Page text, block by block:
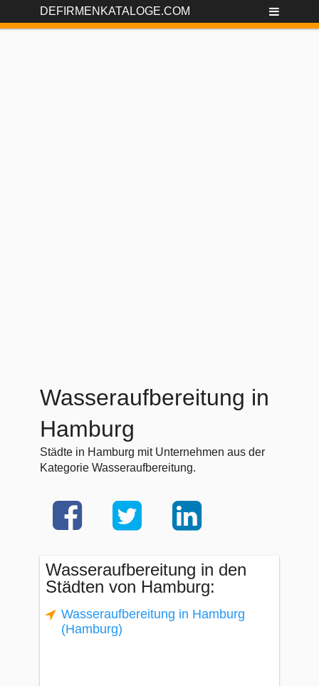
DEFIRMENKATALOGE.COM
Wasseraufbereitung in
Hamburg
Städte in Hamburg mit Unternehmen aus der
Kategorie Wasseraufbereitung.
Wasseraufbereitung in den
Städten von Hamburg:
Wasseraufbereitung in Hamburg
(Hamburg)